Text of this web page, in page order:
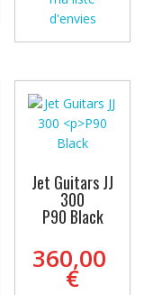
d'envies
Jet Guitars JJ
300
P90 Black
360,00
€